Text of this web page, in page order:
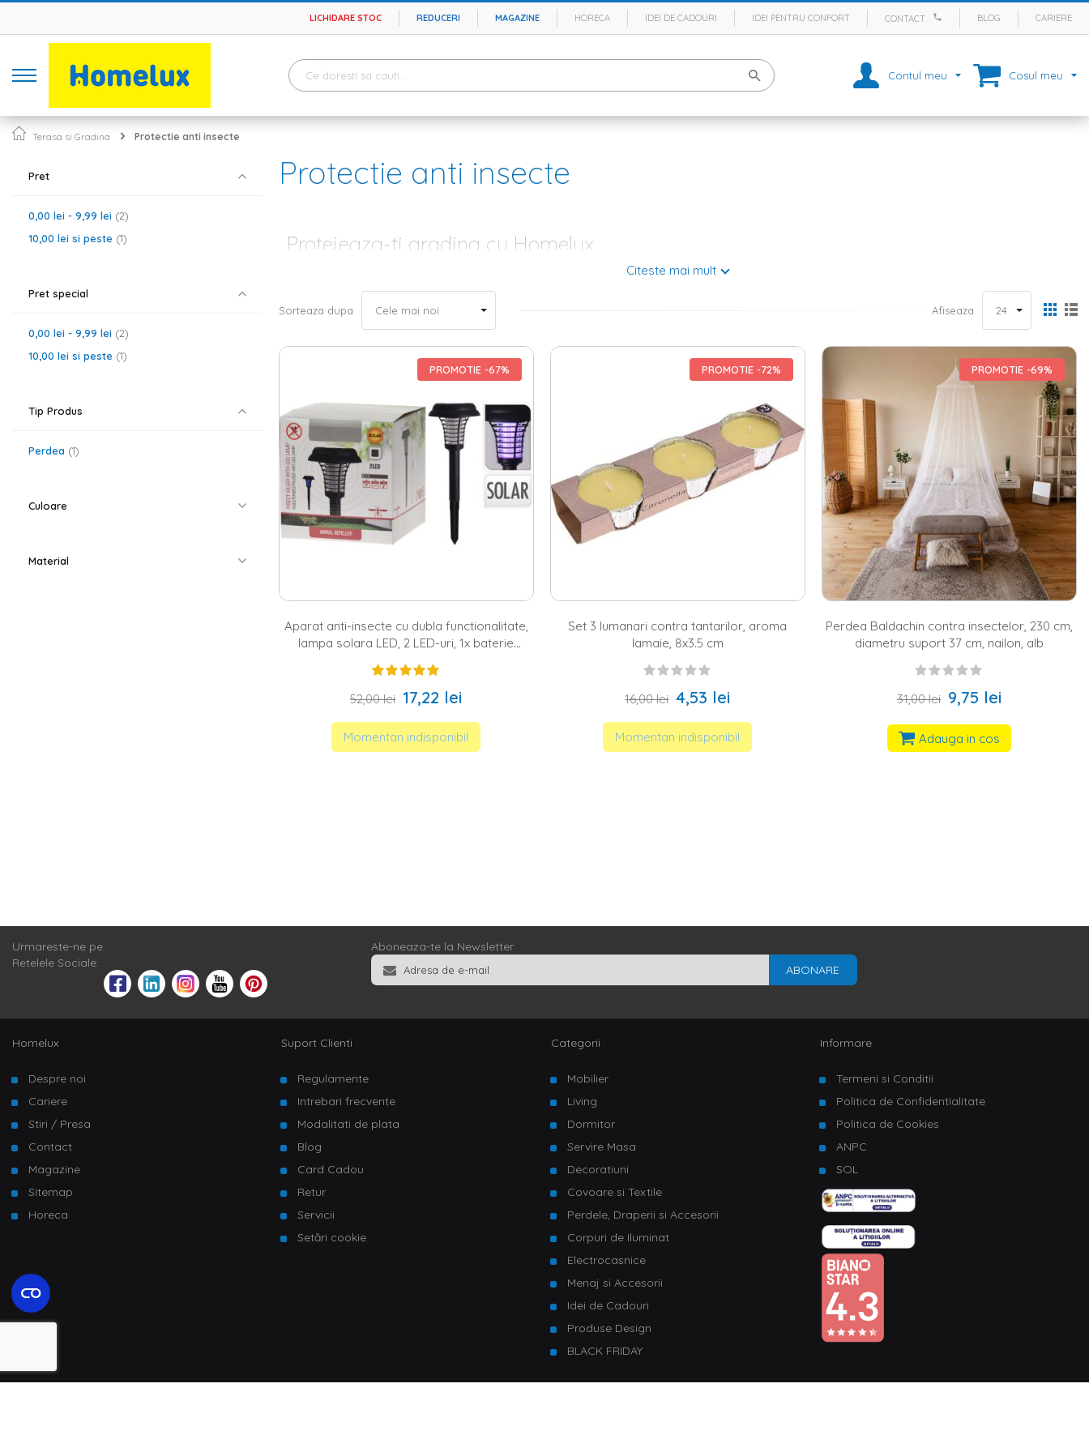
LICHIDARE STOC REDUCERI MAGAZINE HORECA IDEI DE CADOURI IDEI PENTRU CONFORT CONTACT BLOG CARIERE
Contul meu Cosul meu
Terasa si Gradina Protectie anti insecte
Protectie anti insecte
Protejeaza-ti gradina cu Homelux
Atunci cand iti faci planuri pentru a-ti amenaja gradina sau terasa, cu siguranta te gandesti sa alegi doar produse de calitate. De aceea, daca vrei sa
demarezi un proiect deamenajare gradina balansoar gradina
plus, tine cont ca pentru a te putea bucura de confort, trebuie sa folosesti protectii anti insecte
Protectie anti insecte – idei salvatoare pentru un spatiu relaxant
cu masa si scaune, pentru o
, atunci cand amenajezi gradina trebuie sa te gandesti, in
primul rand, la confortul tau si al familiei tale. Gradina este locul in care va intalniti dupa o zi lunga si va bucurati de o cina perfecta in familie. Si pentru
ca atmosfera trebuie sa fie cu adevarat placuta, trebuie sa iei in calcul un aspect important. Sezonul cald ne aduce seri lungi alaturi de cei dragi, dar si
insecte. Homelux iti propune sa arunci o privire asupra gamei noastre de protectii anti insecte. Poti descoperi o gama variata de modele si o multime de
posibilitati pentru a tine insectele la distanta: de la clasicele
, la lumanari sauaparate tantari
electrice. In plus, poti apela la lampa solara cu
dubla functionalitate, care iti ofera posibilitatea de a te bucura, pe langa lumina, de serile lungi de vara fara prezenta tantarilor.
Ghivece si decoratiuni – elementele care aduc un plus de culoare
Atunci cand iti doresti sa te bucuri de fiecare weekend alaturi de cei dragi, din curtea ta nu trebuie sa lipseasca un gratar de gradina
. La noi pe site
gasesti atat modele fixe, cat si mobile. De asemenea, iti poti alege si accesoriile preferate. In acest fel, toata familia se poate bucura de o cina copioasa,
savurata intr-un spatiu amenajat cochet cu ajutorul unui pavilion gradina. Si pentru ca atmosfera sa fie una calda si primitoare, Homelux iti propune sa
infumusetezi spatiul cu ajutorul plantelor. Poti alege unul dintre modelele noastre de
, dar si catevadecoratiuni gradina. De la variante
clasice, simple, pana la ghivece din ceramica, ghivece Buddha sau decoratiuni vesele, produsele noastre sunt potrivite pentru fiecare stil de amenajare.
Citeste mai mult
Sorteaza dupa Afiseaza
PROMOTIE -67%
Aparat anti-insecte cu dubla functionalitate,
lampa solara LED, 2 LED-uri, 1x baterie
52,00 lei 17,22 lei
Momentan indisponibil
PROMOTIE -72%
Set 3 lumanari contra tantarilor, aroma
lamaie, 8x3.5 cm
16,00 lei 4,53 lei
Momentan indisponibil
PROMOTIE -69%
Perdea Baldachin contra insectelor, 230 cm,
diametru suport 37 cm, nailon, alb
31,00 lei 9,75 lei
Adauga in cos
Pret
0,00 lei - 9,99 lei
2
10,00 lei si peste 1
Pret special
0,00 lei - 9,99 lei
2
10,00 lei si peste 1
Tip Produs
Perdea 1
Culoare
Material
Urmareste-ne pe
Retelele Sociale:
Aboneaza-te la Newsletter
ABONARE
Homelux
Despre noi
Cariere
Stiri / Presa
Contact
Magazine
Sitemap
Horeca
Suport Clienti
Regulamente
Intrebari frecvente
Modalitati de plata
Blog
Card Cadou
Retur
Servicii
Setări cookie
Categorii
Mobilier
Living
Dormitor
Servire Masa
Decoratiuni
Covoare si Textile
Perdele, Draperii si Accesorii
Corpuri de Iluminat
Electrocasnice
Menaj si Accesorii
Idei de Cadouri
Produse Design
BLACK FRIDAY
Informare
Termeni si Conditii
Politica de Confidentialitate
Politica de Cookies
ANPC
SOL